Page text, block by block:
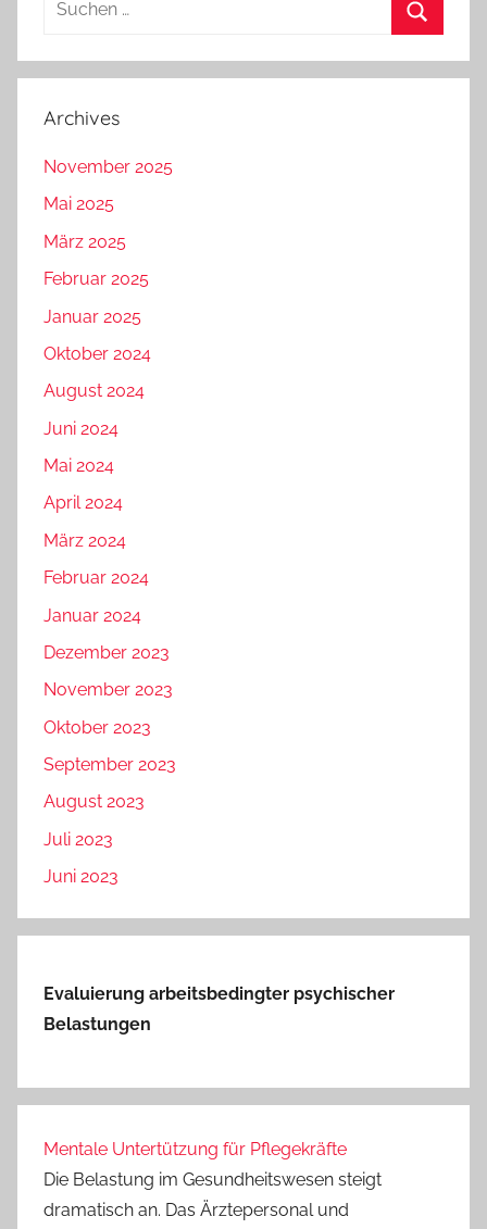
Archives
November 2025
Mai 2025
März 2025
Februar 2025
Januar 2025
Oktober 2024
August 2024
Juni 2024
Mai 2024
April 2024
März 2024
Februar 2024
Januar 2024
Dezember 2023
November 2023
Oktober 2023
September 2023
August 2023
Juli 2023
Juni 2023
Evaluierung arbeitsbedingter psychischer
Belastungen
Mentale Untertützung für Pflegekräfte
Die Belastung im Gesundheitswesen steigt
dramatisch an. Das Ärztepersonal und